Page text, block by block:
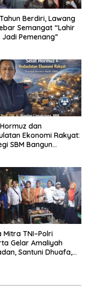
Berdiri, Lawang
Semangat “Lahir
Pemenang”
dan
Ekonomi Rakyat:
SBM Bangun
Mitra TNI–Polri
Gelar Amaliyah
Santuni Dhuafa,